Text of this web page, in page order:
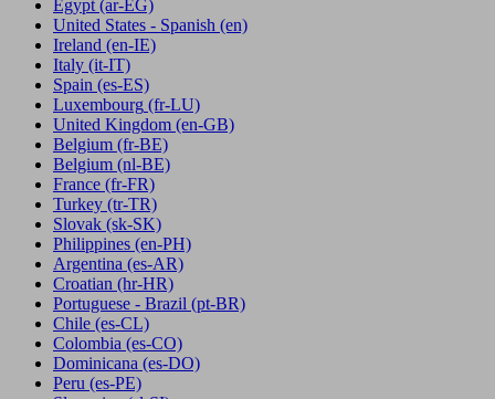
Egypt (ar-EG)
United States - Spanish (en)
Ireland (en-IE)
Italy (it-IT)
Spain (es-ES)
Luxembourg (fr-LU)
United Kingdom (en-GB)
Belgium (fr-BE)
Belgium (nl-BE)
France (fr-FR)
Turkey (tr-TR)
Slovak (sk-SK)
Philippines (en-PH)
Argentina (es-AR)
Croatian (hr-HR)
Portuguese - Brazil (pt-BR)
Chile (es-CL)
Colombia (es-CO)
Dominicana (es-DO)
Peru (es-PE)